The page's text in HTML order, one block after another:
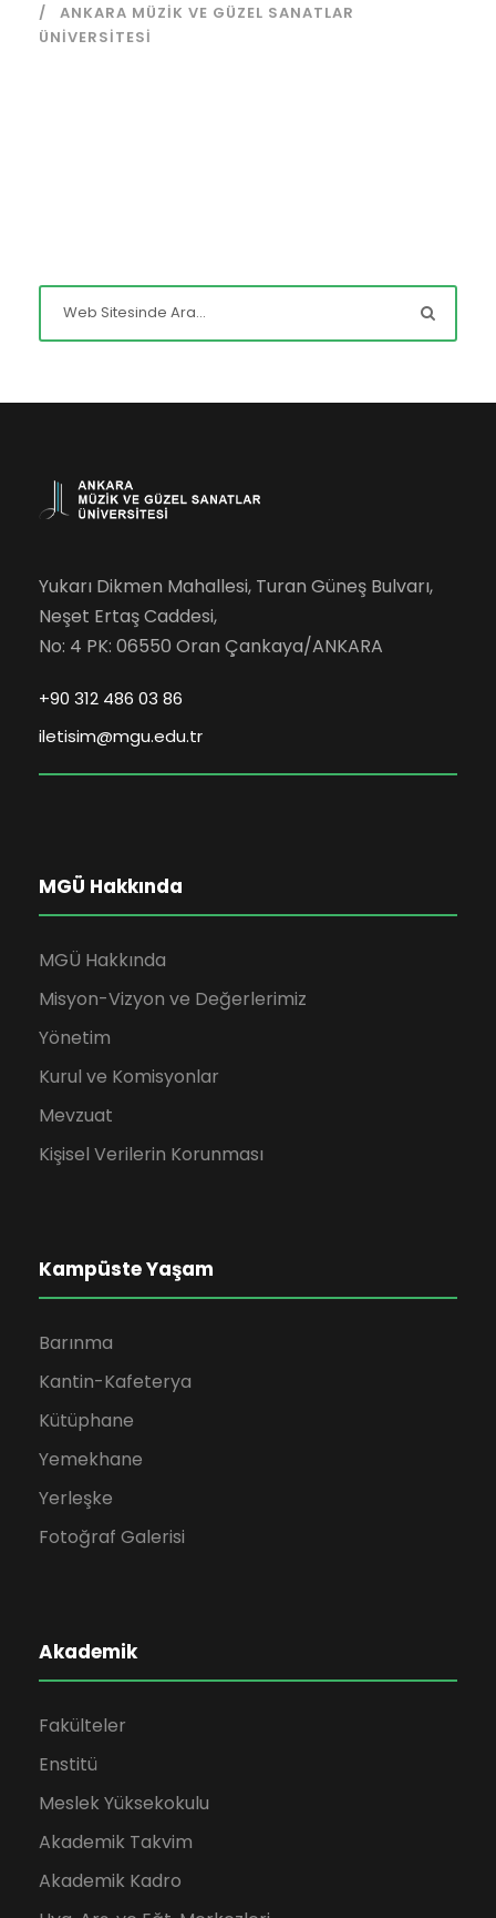
ANKARA MÜZIK VE GÜZEL SANATLAR
ÜNIVERSITESI
Yukarı Dikmen Mahallesi, Turan Güneş Bulvarı,
Neşet Ertaş Caddesi,
No: 4 PK: 06550 Oran Çankaya/ANKARA
+90 312 486 03 86
iletisim@mgu.edu.tr
MGÜ Hakkında
MGÜ Hakkında
Misyon-Vizyon ve Değerlerimiz
Yönetim
Kurul ve Komisyonlar
Mevzuat
Kişisel Verilerin Korunması
Kampüste Yaşam
Barınma
Kantin-Kafeterya
Kütüphane
Yemekhane
Yerleşke
Fotoğraf Galerisi
Akademik
Fakülteler
Enstitü
Meslek Yüksekokulu
Akademik Takvim
Akademik Kadro